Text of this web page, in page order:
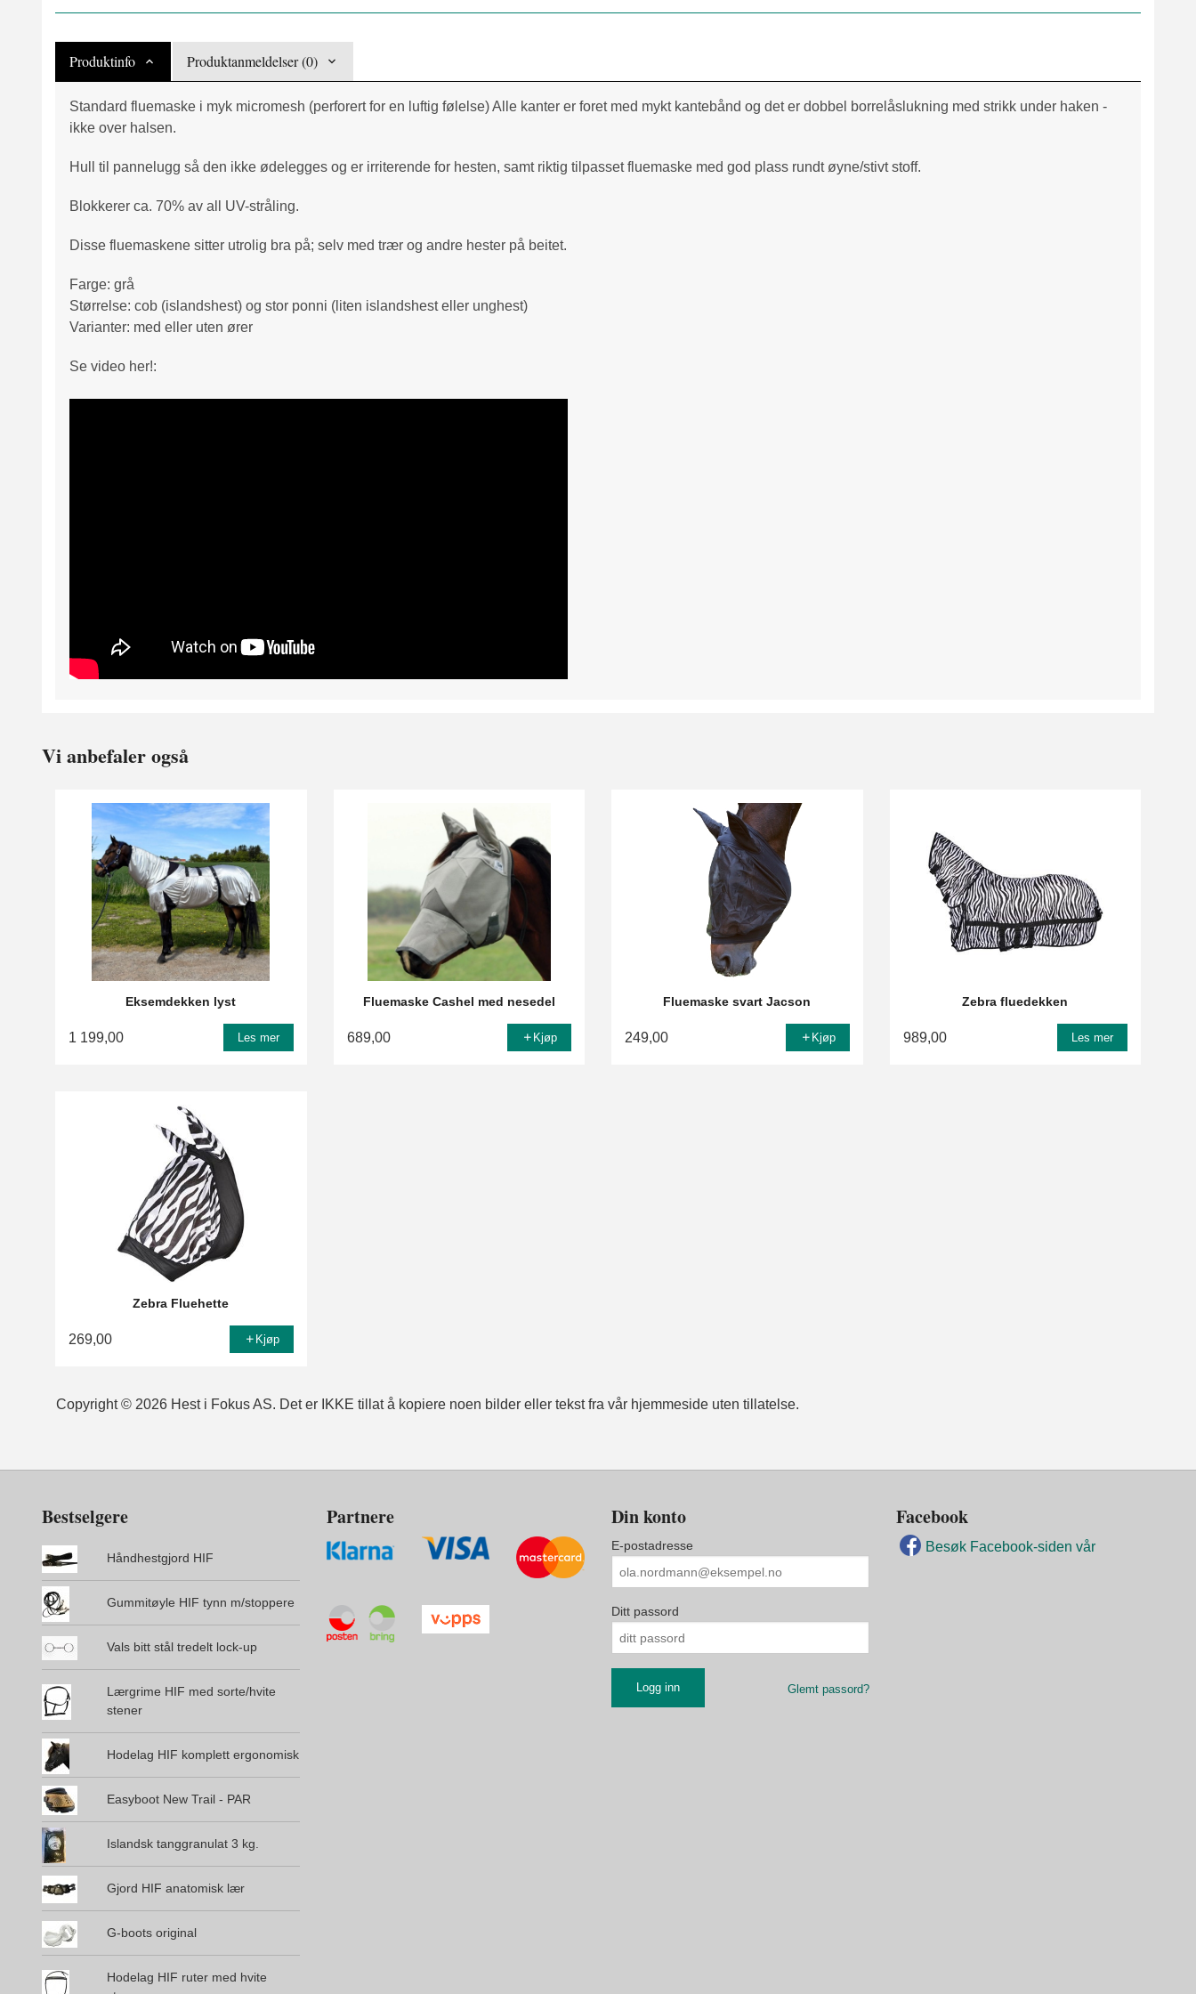
Produktinfo Produktanmeldelser (0)
Standard fluemaske i myk micromesh (perforert for en luftig følelse) Alle kanter er foret med mykt kantebånd og det er dobbel borrelåslukning med strikk under haken -
ikke over halsen.
Hull til pannelugg så den ikke ødelegges og er irriterende for hesten, samt riktig tilpasset fluemaske med god plass rundt øyne/stivt stoff.
Blokkerer ca. 70% av all UV-stråling.
Disse fluemaskene sitter utrolig bra på; selv med trær og andre hester på beitet.
Farge: grå
Størrelse: cob (islandshest) og stor ponni (liten islandshest eller unghest)
Varianter: med eller uten ører
Se video her!:
Vi anbefaler også
Eksemdekken lyst
1 199,00 Les mer
Fluemaske Cashel med nesedel
689,00 Kjøp
Fluemaske svart Jacson
249,00 Kjøp
Zebra fluedekken
989,00 Les mer
Zebra Fluehette
269,00 Kjøp
Copyright © 2026 Hest i Fokus AS. Det er IKKE tillat å kopiere noen bilder eller tekst fra vår hjemmeside uten tillatelse.
Bestselgere
Håndhestgjord HIF
Gummitøyle HIF tynn m/stoppere
Vals bitt stål tredelt lock-up
Lærgrime HIF med sorte/hvite
stener
Hodelag HIF komplett ergonomisk
Easyboot New Trail - PAR
Islandsk tanggranulat 3 kg.
Gjord HIF anatomisk lær
G-boots original
Hodelag HIF ruter med hvite
Partnere Din konto
E-postadresse
Ditt passord
Glemt passord?
Facebook
Besøk Facebook-siden vår